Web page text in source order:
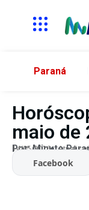
Paraná
maio de
Por:Minuto
14/05/2026
Facebook